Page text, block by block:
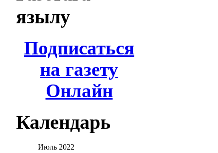
язылу
Подписаться
на газету
Онлайн
Календарь
Июль 2022